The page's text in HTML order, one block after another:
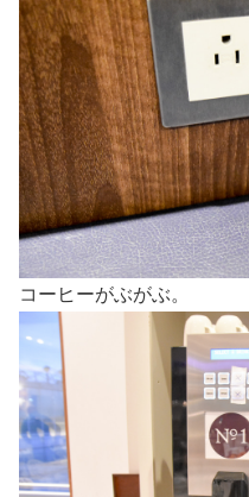
コーヒーがぶがぶ。